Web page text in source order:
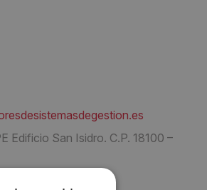
Edificio San Isidro. C.P. 18100 –